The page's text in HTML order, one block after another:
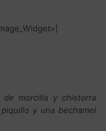
de morcilla y chistorra
y una bechamel